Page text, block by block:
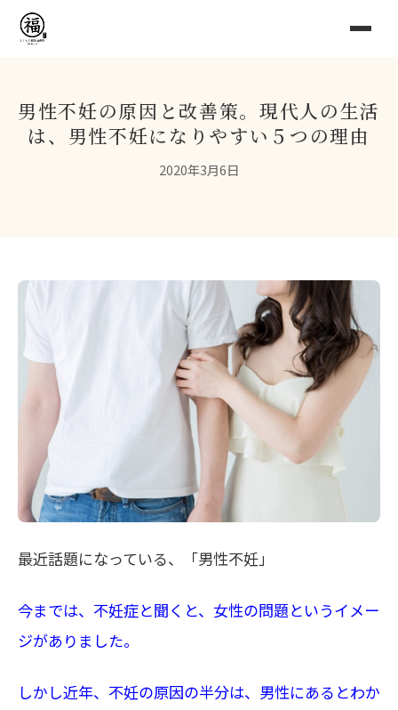
男性不妊の原因と改善策。現代人の生活
は、男性不妊になりやすい５つの理由
2020年3月6日
最近話題になっている、「男性不妊」
今までは、不妊症と聞くと、女性の問題というイメー
ジがありました。
しかし近年、不妊の原因の半分は、男性にあるとわか